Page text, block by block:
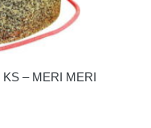
– MERI MERI